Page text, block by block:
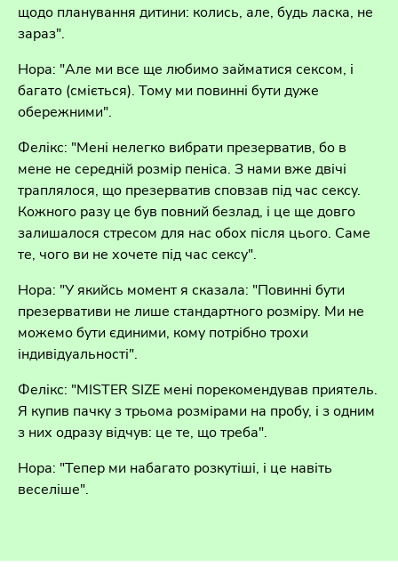
щодо планування дитини: колись, але, будь ласка, не
зараз".
Нора: "Але ми все ще любимо займатися сексом, і
багато (сміється). Тому ми повинні бути дуже
обережними".
Фелікс: "Мені нелегко вибрати презерватив, бо в
мене не середній розмір пеніса. З нами вже двічі
траплялося, що презерватив сповзав під час сексу.
Кожного разу це був повний безлад, і це ще довго
залишалося стресом для нас обох після цього. Саме
те, чого ви не хочете під час сексу".
Нора: "У якийсь момент я сказала: "Повинні бути
презервативи не лише стандартного розміру. Ми не
можемо бути єдиними, кому потрібно трохи
індивідуальності".
Фелікс: "MISTER SIZE мені порекомендував приятель.
Я купив пачку з трьома розмірами на пробу, і з одним
з них одразу відчув: це те, що треба".
Нора: "Тепер ми набагато розкутіші, і це навіть
веселіше".